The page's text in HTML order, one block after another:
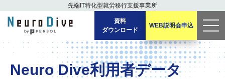
先端IT特化型就労移行支援事業所
men
u
資料
ダウンロード
WEB説明会申込
Neuro Dive利用者データ